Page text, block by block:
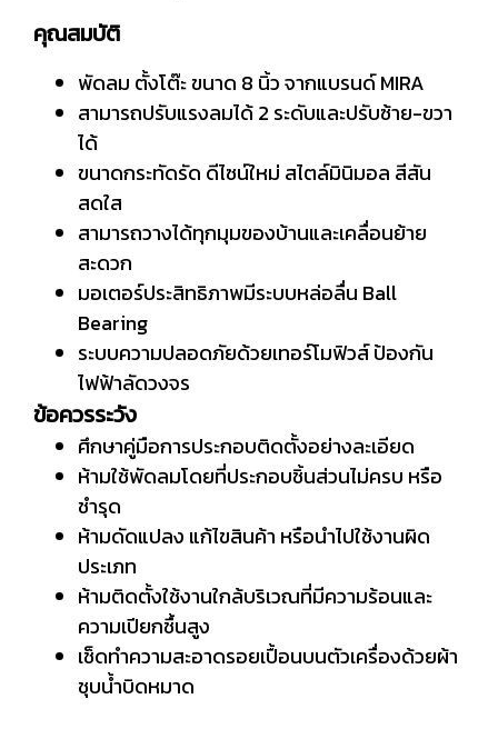
คุณสมบัติ
พัดลม ตั้งโต๊ะ ขนาด 8 นิ้ว จากแบรนด์ MIRA
สามารถปรับแรงลมได้ 2 ระดับและปรับซ้าย-ขวา
ได้
ขนาดกระทัดรัด ดีไซน์ใหม่ สไตล์มินิมอล สีสัน
สดใส
สามารถวางได้ทุกมุมของบ้านและเคลื่อนย้าย
สะดวก
มอเตอร์ประสิทธิภาพมีระบบหล่อลื่น Ball
Bearing
ระบบความปลอดภัยด้วยเทอร์โมฟิวส์ ป้องกัน
ไฟฟ้าลัดวงจร
ข้อควรระวัง
ศึกษาคู่มือการประกอบติดตั้งอย่างละเอียด
ห้ามใช้พัดลมโดยที่ประกอบชิ้นส่วนไม่ครบ หรือ
ชำรุด
ห้ามดัดแปลง แก้ไขสินค้า หรือนำไปใช้งานผิด
ประเภท
ห้ามติดตั้งใช้งานใกล้บริเวณที่มีความร้อนและ
ความเปียกชื้นสูง
เช็ดทำความสะอาดรอยเปื้อนบนตัวเครื่องด้วยผ้า
ชุบน้ำบิดหมาด